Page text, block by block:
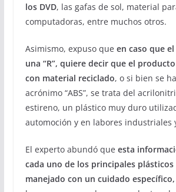
los DVD, las gafas de sol, material
computadoras, entre muchos otros.
Asimismo, expuso que en caso que
una “R”, quiere decir que el
con material reciclado, o si bien se
acrónimo “ABS”, se trata del
estireno, un plástico muy duro
automoción y en labores industriales
El experto abundó que esta
cada uno de los principales plásticos
manejado con un cuidado específico,